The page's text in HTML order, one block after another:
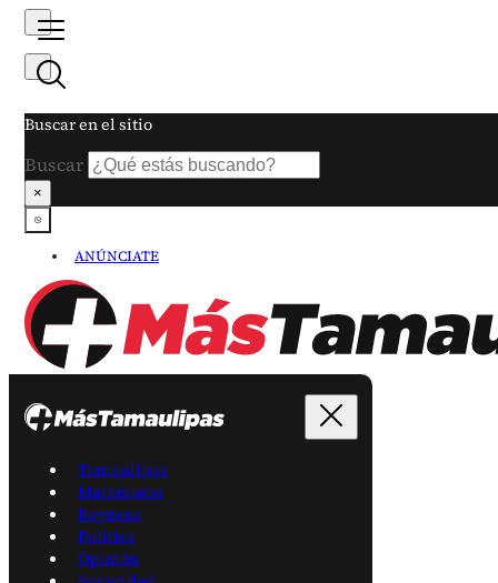
Buscar en el sitio
Buscar
×
ANÚNCIATE
Tamaulipas
Matamoros
Reynosa
Política
Opinión